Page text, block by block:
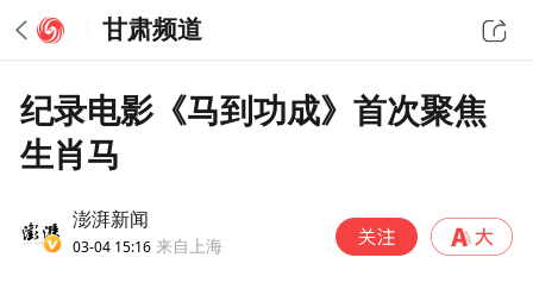
甘肃频道
纪录电影《马到功成》首次聚焦
生肖马
澎湃新闻
03-04 15:16 来自上海